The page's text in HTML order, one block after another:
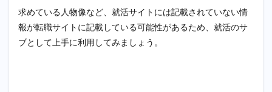
求めている人物像など、就活サイトには記載されていない情
報が転職サイトに記載している可能性があるため、就活のサ
ブとして上手に利用してみましょう。